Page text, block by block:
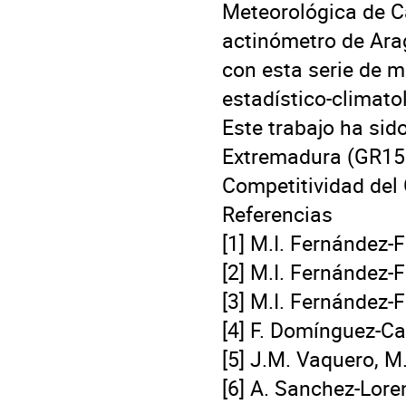
Meteorológica de
actinómetro de
con esta serie de
estadístico-
Este trabajo ha
Extremadura
Competitividad del
Referencias
[1] M.I. Fernández-
[2] M.I. Fernández-
[3] M.I. Fernández-
[4] F. Domínguez-
[5] J.M. Vaquero,
[6] A. Sanchez-